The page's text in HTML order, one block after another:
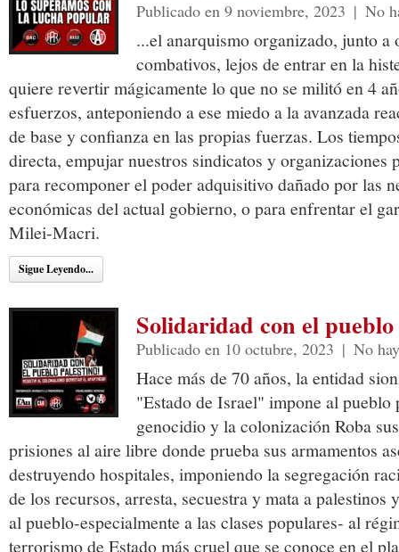
Publicado en 9 noviembre, 2023 | No
...el anarquismo organizado, junto a
combativos, lejos de entrar en la
quiere revertir mágicamente lo que no se militó en 4
esfuerzos, anteponiendo a ese miedo a la avanzada
de base y confianza en las propias fuerzas. Los
directa, empujar nuestros sindicatos y organizaciones
para recomponer el poder adquisitivo dañado por las
económicas del actual gobierno, o para enfrentar el
Milei-Macri.
Sigue Leyendo...
Solidaridad con el
Publicado en 10 octubre, 2023 | No
Hace más de 70 años, la entidad
"Estado de Israel" impone al
genocidio y la colonización Roba
prisiones al aire libre donde prueba sus armamentos
destruyendo hospitales, imponiendo la segregación
de los recursos, arresta, secuestra y mata a palestinos
al pueblo-especialmente a las clases populares- al
terrorismo de Estado más cruel que se conoce en el